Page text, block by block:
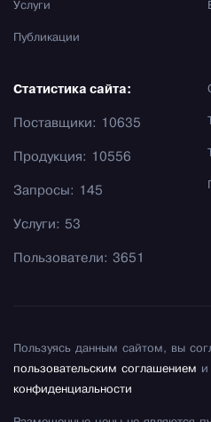
Услуги
Публикации
Статистика сайта:
Поставщики: 10635
Продукция: 10556
Запросы: 145
Услуги: 53
Пользователи: 3651
Пользуясь данным сайтом, вы
пользовательским соглашением и
конфиденциальности